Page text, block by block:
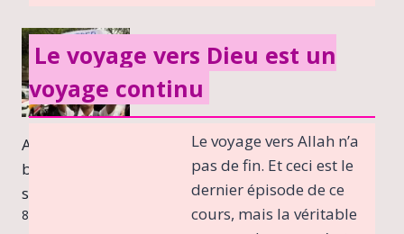
Le voyage vers Dieu est un
voyage continu
Le voyage vers Allah n’a
pas de fin. Et ceci est le
dernier épisode de ce
cours, mais la véritable
Au-delà du mouvement des cafards : l’Inde a
besoin d’une alternative démocratique, pas d’un
spectacle politique
8 août 2026